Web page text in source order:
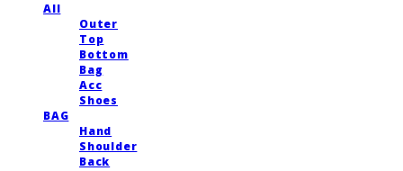
All
Outer
Top
Bottom
Bag
Acc
Shoes
BAG
Hand
Shoulder
Back